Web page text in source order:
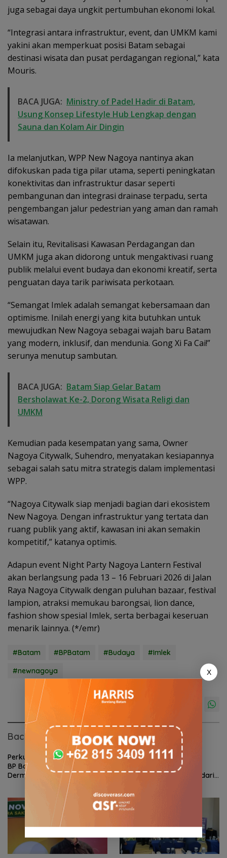
juga sebagai daya ungkit pertumbuhan ekonomi lokal.
“Integrasi antara infrastruktur, event, dan UMKM kami
yakini akan memperkuat posisi Batam sebagai
destinasi wisata dan pusat perdagangan regional,” kata
Mouris.
BACA JUGA: Ministry of Padel Hadir di Batam,
Usung Konsep Lifestyle Hub Lengkap dengan
Sauna dan Kolam Air Dingin
Ia melanjutkan, WPP New Nagoya nantinya akan
difokuskan pada tiga pilar utama, seperti peningkatan
konektivitas dan infrastruktur dasar seperti
pembangunan dan integrasi drainase terpadu, serta
pengembangan jalur pedestrian yang aman dan ramah
wisatawan.
Selain itu, Revitalisasi Kawasan Perdagangan dan
UMKM juga akan didorong untuk mengaktivasi ruang
publik melalui event budaya dan ekonomi kreatif, serta
penguatan daya tarik pariwisata perkotaan.
“Semangat Imlek adalah semangat kebersamaan dan
optimisme. Inilah energi yang kita butuhkan untuk
mewujudkan New Nagoya sebagai wajah baru Batam
yang modern, inklusif, dan mendunia. Gong Xi Fa Cai!”
serunya menutup sambutan.
BACA JUGA: Batam Siap Gelar Batam
Bersholawat Ke-2, Dorong Wisata Religi dan
UMKM
Kemudian pada kesempatan yang sama, Owner
Nagoya Citywalk, Suhendro, menyatakan kesiapannya
sebagai salah satu mitra strategis dalam implementasi
WPP.
“Nagoya Citywalk siap menjadi bagian dari ekosistem
New Nagoya. Dengan infrastruktur yang tertata dan
ruang publik yang aktif, kawasan ini akan semakin
kompetitif,” katanya optimis.
Adapun event Night Party Nagoya Lantern Festival
akan berlangsung pada 13 – 16 Februari 2026 di Jalan
Raya Nagoya Citywalk dengan puluhan bazaar, festival
lampion, atraksi memukau barongsai, lion dance,
fashion show spesial Imlek, serta berbagai keseruan
menarik lainnya. (*/emr)
#Batam #BPBatam #Budaya
#Imlek
#newnagoya
Baca Juga
Perkuat Ketahanan Air Baku,
BP Batam Gandeng Mc
Dermott Tanam Bambu
Betung di Bendungan Sei
BP Batam Optimalkan
Pelayanan Air Bersih,
Pasokan Kawasan NDP dari
X